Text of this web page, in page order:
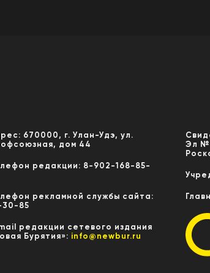
670000, г. Улан-Удэ, ул.
дом 44
редакции: 8-902-168-85-
рекламной службы сайта:
30-85
редакции сетевого издания
Бурятия»: info@newbur.ru
Эл №